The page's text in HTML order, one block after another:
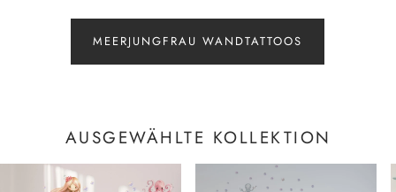
MEERJUNGFRAU WANDTATTOOS
AUSGEWÄHLTE KOLLEKTION